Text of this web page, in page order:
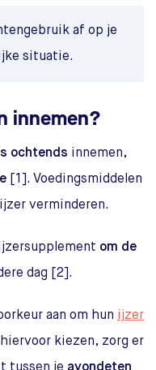
af op je
situatie.
innemen?
ochtends innemen,
[1]. Voedingsmiddelen
verminderen.
om de
dag [2].
aan om hun ijzer
kiezen, zorg er